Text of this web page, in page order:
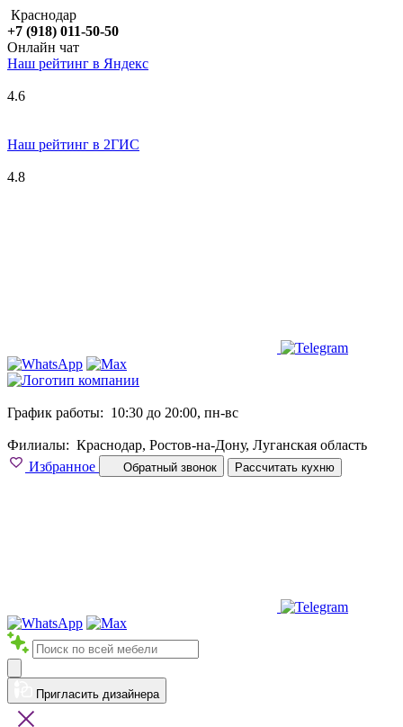
Краснодар
+7 (918) 011-50-50
Онлайн чат
Наш рейтинг в Яндекс
4.6
Наш рейтинг в 2ГИС
4.8
График работы: 10:30 до 20:00, пн-вс
Филиалы: Краснодар, Ростов-на-Дону, Луганская область
Избранное
Обратный звонок Рассчитать кухню
Пригласить дизайнера